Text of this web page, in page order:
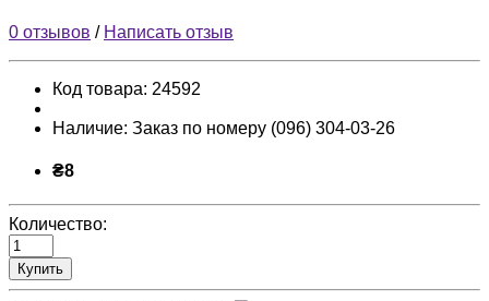
0 отзывов / Написать отзыв
Код товара: 24592
Наличие: Заказ по номеру (096) 304-03-26
₴8
Количество:
Купить